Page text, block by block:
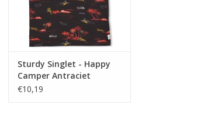
Sturdy Singlet - Happy
Camper Antraciet
€10,19